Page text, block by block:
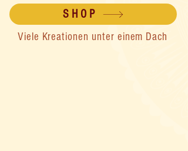
SHOP
Viele Kreationen unter einem Dach